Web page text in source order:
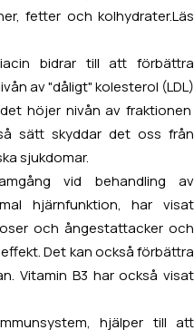
fetter och kolhydrater.Läs
bidrar till att förbättra
av "dåligt" kolesterol (LDL)
höjer nivån av fraktionen
sätt skyddar det oss från
sjukdomar.
vid behandling av
hjärnfunktion, har visat
och ångestattacker och
Det kan också förbättra
Vitamin B3 har också visat
hjälper till att